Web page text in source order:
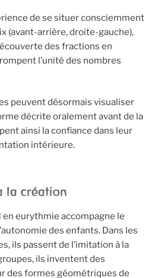
de se situer consciemment
(avant-arrière, droite-gauche),
des fractions en
l’unité des nombres
peuvent désormais visualiser
décrite oralement avant de la
ainsi la confiance dans leur
intérieure.
la création
en eurythmie accompagne le
des enfants. Dans les
ils passent de l’imitation à la
ils inventent des
des formes géométriques de